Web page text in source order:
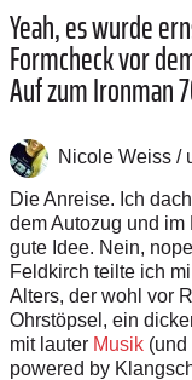
Yeah, es wurde
Formcheck vor
Auf zum Ironman
Nicole Weiss /
Die Anreise. Ich
dem Autozug und
gute Idee. Nein,
Feldkirch teilte ich
Alters, der wohl vor
Ohrstöpsel, ein
mit lauter Musik (und
powered by